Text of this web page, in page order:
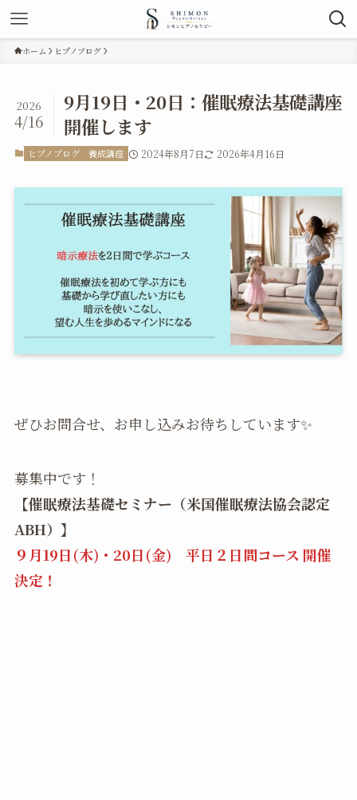
ホーム ヒプノブログ
9月19日・20日：催眠療法基礎講座
開催します
2026
4/16
ヒプノブログ 養成講座 2024年8月7日 2026年4月16日
ぜひお問合せ、お申し込みお待ちしています✨
募集中です！
【催眠療法基礎セミナー（米国催眠療法協会認定
ABH）】
９月19日(木)・20日(金) 平日２日間コース 開催
決定！